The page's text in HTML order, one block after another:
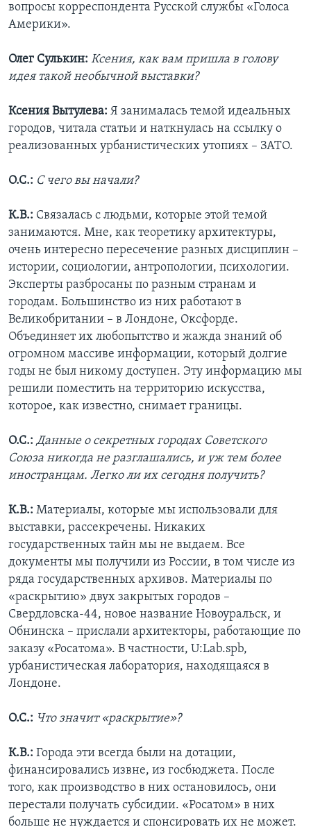
вопросы корреспондента Русской службы «Голоса
Америки».
Олег Сулькин: Ксения, как вам пришла в голову
идея такой необычной выставки?
Ксения Вытулева: Я занималась темой идеальных
городов, читала статьи и наткнулась на ссылку о
реализованных урбанистических утопиях – ЗАТО.
О.С.: С чего вы начали?
К.В.: Связалась с людьми, которые этой темой
занимаются. Мне, как теоретику архитектуры,
очень интересно пересечение разных дисциплин –
истории, социологии, антропологии, психологии.
Эксперты разбросаны по разным странам и
городам. Большинство из них работают в
Великобритании – в Лондоне, Оксфорде.
Объединяет их любопытство и жажда знаний об
огромном массиве информации, который долгие
годы не был никому доступен. Эту информацию мы
решили поместить на территорию искусства,
которое, как известно, снимает границы.
О.С.: Данные о секретных городах Советского
Союза никогда не разглашались, и уж тем более
иностранцам. Легко ли их сегодня получить?
К.В.: Материалы, которые мы использовали для
выставки, рассекречены. Никаких
государственных тайн мы не выдаем. Все
документы мы получили из России, в том числе из
ряда государственных архивов. Материалы по
«раскрытию» двух закрытых городов –
Свердловска-44, новое название Новоуральск, и
Обнинска – прислали архитекторы, работающие по
заказу «Росатома». В частности, U:Lab.spb,
урбанистическая лаборатория, находящаяся в
Лондоне.
О.С.: Что значит «раскрытие»?
К.В.: Города эти всегда были на дотации,
финансировались извне, из госбюджета. После
того, как производство в них остановилось, они
перестали получать субсидии. «Росатом» в них
больше не нуждается и спонсировать их не может.